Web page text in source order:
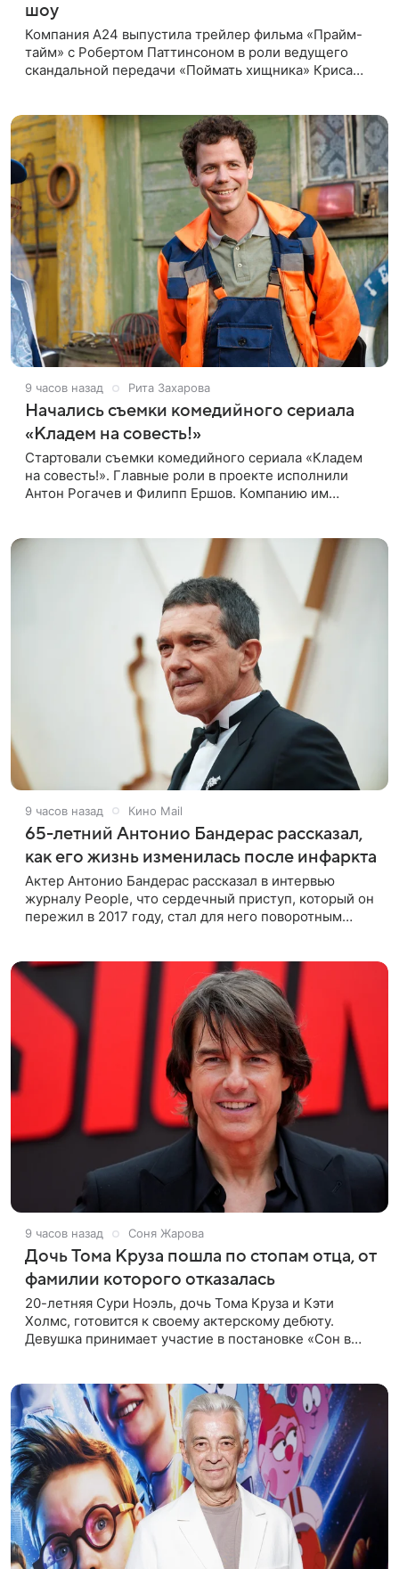
шоу
Компания A24 выпустила трейлер фильма «Прайм-
тайм» с Робертом Паттинсоном в роли ведущего
скандальной передачи «Поймать хищника» Криса
9 часов назад Рита Захарова
Начались съемки комедийного сериала
«Кладем на совесть!»
Стартовали съемки комедийного сериала «Кладем
на совесть!». Главные роли в проекте исполнили
Антон Рогачев и Филипп Ершов. Компанию им
9 часов назад Кино Mail
65-летний Антонио Бандерас рассказал,
как его жизнь изменилась после инфаркта
Актер Антонио Бандерас рассказал в интервью
журналу People, что сердечный приступ, который он
пережил в 2017 году, стал для него поворотным
9 часов назад Соня Жарова
Дочь Тома Круза пошла по стопам отца, от
фамилии которого отказалась
20-летняя Сури Ноэль, дочь Тома Круза и Кэти
Холмс, готовится к своему актерскому дебюту.
Девушка принимает участие в постановке «Сон в